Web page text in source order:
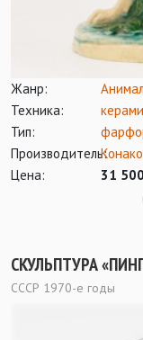
Жанр:
Техника:
Тип:
Производитель:
Цена:
31
СКУЛЬПТУРА
СССР 1970-е годы